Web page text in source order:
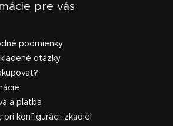
pre vás
podmienky
otázky
a platba
pri konfigurácii zkadiel